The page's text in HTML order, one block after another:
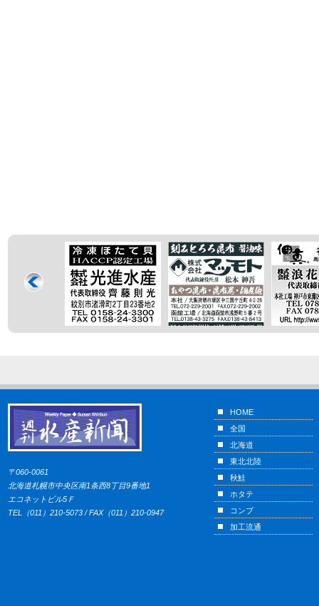
〒060-0061
北海道札幌市中央区南1条西8丁目9番地1
エコネットビル5Ｆ
TEL（011）210-5073 / FAX（011）210-0947
HOME
全国
北海道
東北北陸
秋鮭
ホタテ
コンブ
加工流通